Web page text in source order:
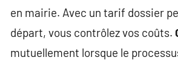
en mairie. Avec un tarif dossier
départ, vous contrôlez vos coûts.
mutuellement lorsque le